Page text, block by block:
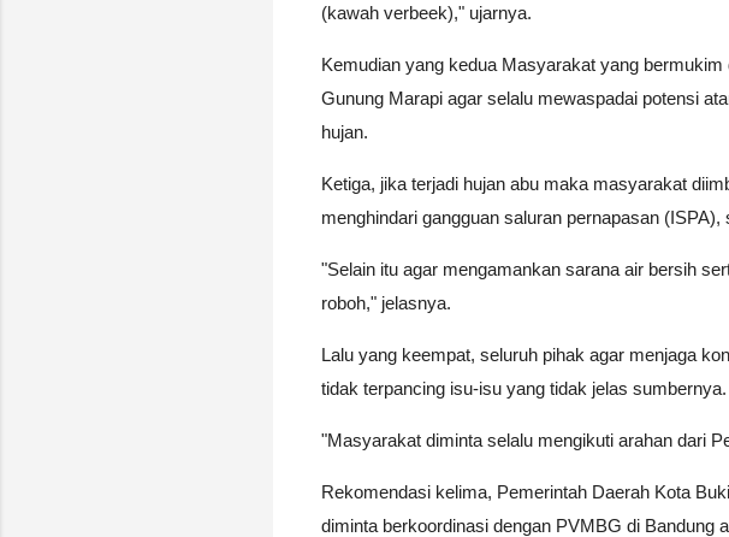
(kawah verbeek)," ujarnya.
Kemudian yang kedua Masyarakat yang
Gunung Marapi agar selalu mewaspadai potensi
hujan.
Ketiga, jika terjadi hujan abu maka masyarakat
menghindari gangguan saluran pernapasan
"Selain itu agar mengamankan sarana air bersih
roboh," jelasnya.
Lalu yang keempat, seluruh pihak agar menjaga
tidak terpancing isu-isu yang tidak jelas sumbernya.
"Masyarakat diminta selalu mengikuti arahan dari
Rekomendasi kelima, Pemerintah Daerah Kota
diminta berkoordinasi dengan PVMBG di Bandung